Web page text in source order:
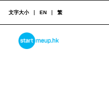
STARTMEUPHK
文字大小 EN 繁